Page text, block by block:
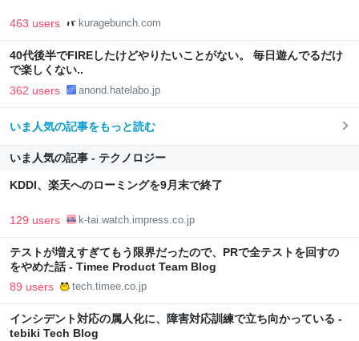
463 users kuragebunch.com
40代後半でFIREしたけどやりたいことがない。 毎日遊んでるだけ
で楽しくない..
362 users anond.hatelabo.jp
いま人気の記事をもっと読む
いま人気の記事 - テクノロジー
KDDI、楽天へのローミングを9月末で終了
129 users k-tai.watch.impress.co.jp
テストが増えすぎてもう限界だったので、PRで全テストを回すの
をやめた話 - Timee Product Team Blog
89 users tech.timee.co.jp
インシデント対応の属人化に、障害対応訓練で立ち向かっている -
tebiki Tech Blog